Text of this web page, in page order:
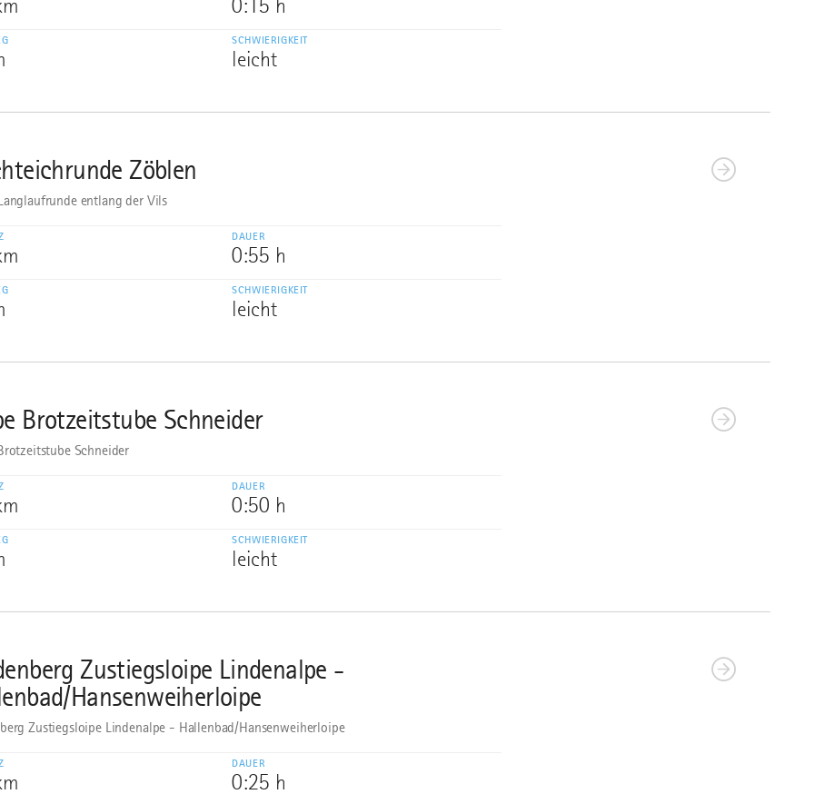
0:15 h
SCHWIERIGKEIT
leicht
Zöblen
entlang der Vils
DAUER
0:55 h
SCHWIERIGKEIT
leicht
Brotzeitstube Schneider
Schneider
DAUER
0:50 h
SCHWIERIGKEIT
leicht
Zustiegsloipe Lindenalpe -
Hansenweiherloipe
Zustiegsloipe Lindenalpe - Hallenbad/Hansenweiherloipe
DAUER
0:25 h